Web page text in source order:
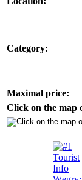
Category:
Maximal price:
Click on the map